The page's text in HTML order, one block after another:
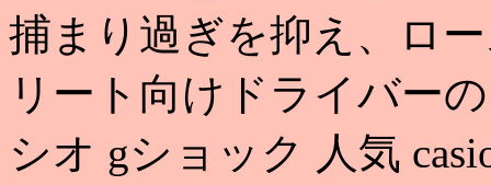
捕まり過ぎを抑え、ロ
リート向けドライバー
シオ gショック 人気